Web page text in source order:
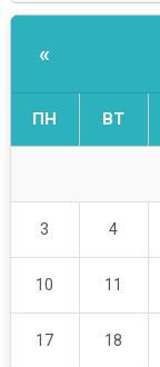
«
ПН ВТ
3 4
10 11
17 18